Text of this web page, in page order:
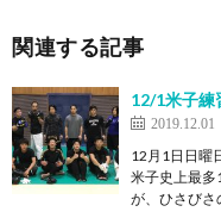
関連する記事
12/1米子練
2019.12.01
12月1日日曜
米子史上最多
が、ひさび